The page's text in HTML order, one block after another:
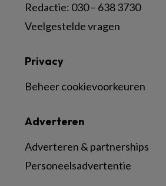
Redactie: 030 – 638 3730
Veelgestelde vragen
Adverteren
Adverteren & partnerships
Personeelsadvertentie
Privacy
Beheer cookievoorkeuren